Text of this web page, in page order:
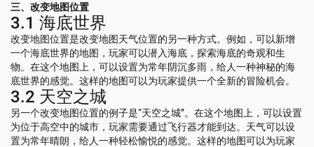
三、改变地图位置
3.1 海底世界
改变地图位置是改变地图天气位置的另一种方式。例如，可以新增
一个海底世界的地图，玩家可以潜入海底，探索海底的奇观和生
物。在这个地图上，可以设置为常年阴沉多雨，给人一种神秘的海
底世界的感觉。这样的地图可以为玩家提供一个全新的冒险机会。
3.2 天空之城
另一个改变地图位置的例子是“天空之城”。在这个地图上，可以设置
为位于高空中的城市，玩家需要通过飞行器才能到达。天气可以设
置为常年晴朗，给人一种轻松愉悦的感觉。这样的地图可以为玩家